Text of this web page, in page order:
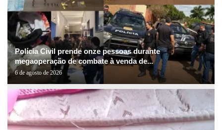
Polícia Civil prende onze pessoas durante
megaoperação de combate à venda de...
6 de agosto de 2026